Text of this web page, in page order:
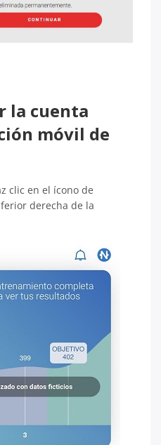
la cuenta
móvil de
clic en el ícono de
derecha de la